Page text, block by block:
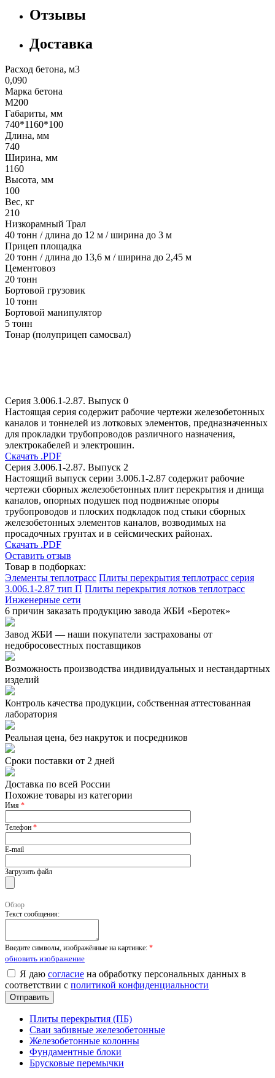
Отзывы
Доставка
Расход бетона, м3
0,090
Марка бетона
М200
Габариты, мм
740*1160*100
Длина, мм
740
Ширина, мм
1160
Высота, мм
100
Вес, кг
210
Низкорамный Трал
40 тонн / длина до 12 м / ширина до 3 м
Прицеп площадка
20 тонн / длина до 13,6 м / ширина до 2,45 м
Цементовоз
20 тонн
Бортовой грузовик
10 тонн
Бортовой манипулятор
5 тонн
Тонар (полуприцеп самосвал)
Серия 3.006.1-2.87. Выпуск 0
Настоящая серия содержит рабочие чертежи железобетонных
каналов и тоннелей из лотковых элементов, предназначенных
для прокладки трубопроводов различного назначения,
электрокабелей и электрошин.
Скачать .PDF
Серия 3.006.1-2.87. Выпуск 2
Настоящий выпуск серии 3.006.1-2.87 содержит рабочие
чертежи сборных железобетонных плит перекрытия и днища
каналов, опорных подушек под подвижные опоры
трубопроводов и плоских подкладок под стыки сборных
железобетонных элементов каналов, возводимых на
просадочных грунтах и в сейсмических районах.
Скачать .PDF
Оставить отзыв
Товар в подборках:
Элементы теплотрасс Плиты перекрытия теплотрасс серия
3.006.1-2.87 тип П Плиты перекрытия лотков теплотрасс
Инженерные сети
6 причин заказать продукцию завода ЖБИ «Беротек»
Завод ЖБИ — наши покупатели застрахованы от
недобросовестных поставщиков
Возможность производства индивидуальных и нестандартных
изделий
Контроль качества продукции, собственная аттестованная
лаборатория
Реальная цена, без накруток и посредников
Сроки поставки от 2 дней
Доставка по всей России
Похожие товары из категории
Имя *
Телефон *
E-mail
Загрузить файл
Обзор
Текст сообщения:
Введите символы, изображённые на картинке: *
обновить изображение
Я даю согласие на обработку персональных данных в
соответствии с политикой конфиденциальности
Плиты перекрытия (ПБ)
Сваи забивные железобетонные
Железобетонные колонны
Фундаментные блоки
Брусковые перемычки